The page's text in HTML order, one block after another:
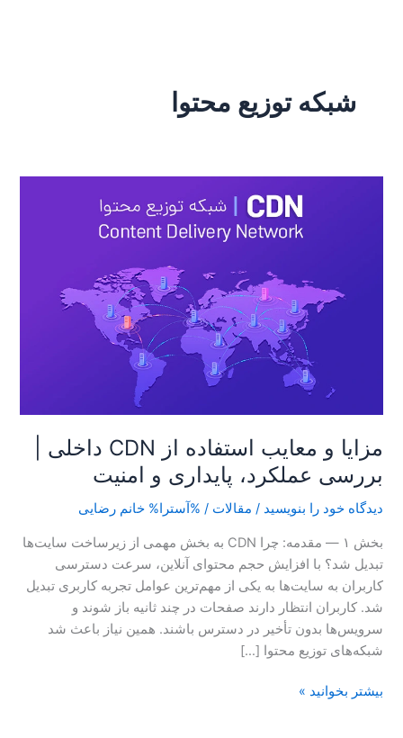
شبکه توزیع محتوا
مزایا و معایب استفاده از CDN داخلی |
بررسی عملکرد، پایداری و امنیت
دیدگاه‌ خود را بنویسید / مقالات / %آسترا% خانم رضایی
بخش ۱ — مقدمه: چرا CDN به بخش مهمی از زیرساخت سایت‌ها
تبدیل شد؟ با افزایش حجم محتوای آنلاین، سرعت دسترسی
کاربران به سایت‌ها به یکی از مهم‌ترین عوامل تجربه کاربری تبدیل
شد. کاربران انتظار دارند صفحات در چند ثانیه باز شوند و
سرویس‌ها بدون تأخیر در دسترس باشند. همین نیاز باعث شد
شبکه‌های توزیع محتوا […]
امنیت
بیشتر بخوانید »